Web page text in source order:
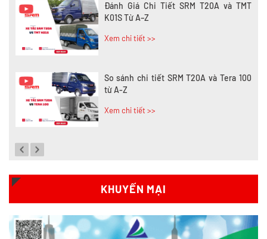
Đánh Giá Chi Tiết SRM T20A và TMT
K01S Từ A–Z
Xem chi tiết >>
So sánh chi tiết SRM T20A và Tera 100
từ A-Z
Xem chi tiết >>
Xem chi tiết >>
So sánh xe tải SRM T35 và SRM T50: Nên
nâng tải hay tiết kiệm?
KHUYẾN MẠI